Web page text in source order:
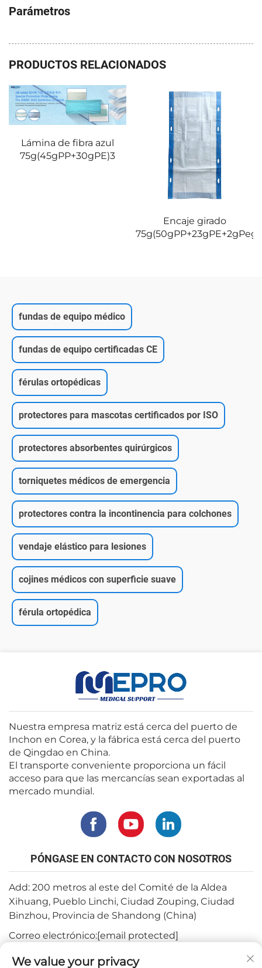
Parámetros
PRODUCTOS RELACIONADOS
Lámina de fibra azul
75g(45gPP+30gPE)3
Encaje girado
fundas de equipo médico
fundas de equipo certificadas CE
férulas ortopédicas
protectores para mascotas certificados por ISO
protectores absorbentes quirúrgicos
torniquetes médicos de emergencia
protectores contra la incontinencia para colchones
vendaje elástico para lesiones
cojines médicos con superficie suave
férula ortopédica
Nuestra empresa matriz está cerca del puerto de
Inchon en Corea, y la fábrica está cerca del puerto
de Qingdao en China.
El transporte conveniente proporciona un fácil
acceso para que las mercancías sean exportadas al
mercado mundial.
PÓNGASE EN CONTACTO CON NOSOTROS
Add: 200 metros al este del Comité de la Aldea
Xihuang, Pueblo Linchi, Ciudad Zouping, Ciudad
Binzhou, Provincia de Shandong (China)
Correo electrónico:[email protected]
Tel.: +82-3180427370
We value your privacy